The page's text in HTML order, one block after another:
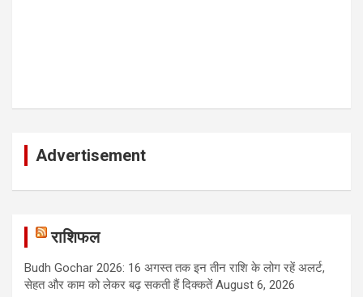
Advertisement
राशिफल
Budh Gochar 2026: 16 अगस्त तक इन तीन राशि के लोग रहें अलर्ट,
सेहत और काम को लेकर बढ़ सकती हैं दिक्कतें August 6, 2026